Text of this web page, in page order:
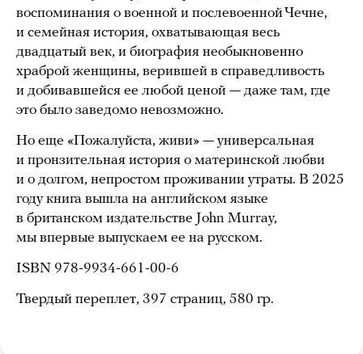
воспоминания о военной и послевоенной Чечне,
и семейная история, охватывающая весь
двадцатый век, и биография необыкновенно
храброй женщины, верившей в справедливость
и добивавшейся ее любой ценой — даже там, где
это было заведомо невозможно.
Но еще «Пожалуйста, живи» — универсальная
и пронзительная история о материнской любви
и о долгом, непростом проживании утраты. В 2025
году книга вышла на английском языке
в британском издательстве John Murray,
мы впервые выпускаем ее на русском.
ISBN 978-9934-661-00-6
Твердый переплет, 397 страниц, 580 гр.